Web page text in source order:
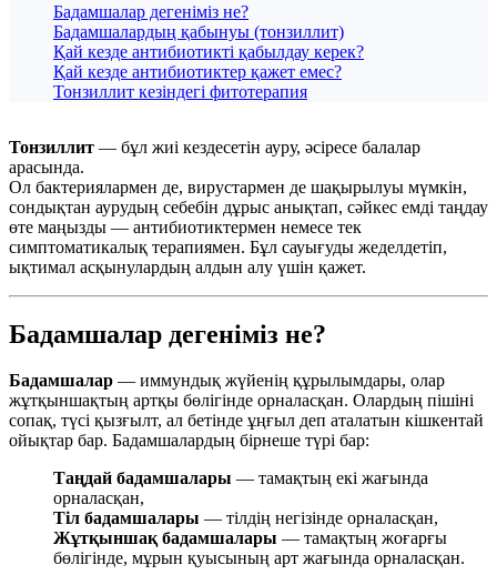
Бадамшалар дегеніміз не?
Бадамшалардың қабынуы (тонзиллит)
Қай кезде антибиотикті қабылдау керек?
Қай кезде антибиотиктер қажет емес?
Тонзиллит кезіндегі фитотерапия
Тонзиллит — бұл жиі кездесетін ауру, әсіресе балалар
арасында.
Ол бактериялармен де, вирустармен де шақырылуы мүмкін,
сондықтан аурудың себебін дұрыс анықтап, сәйкес емді таңдау
өте маңызды — антибиотиктермен немесе тек
симптоматикалық терапиямен. Бұл сауығуды жеделдетіп,
ықтимал асқынулардың алдын алу үшін қажет.
Бадамшалар дегеніміз не?
Бадамшалар — иммундық жүйенің құрылымдары, олар
жұтқыншақтың артқы бөлігінде орналасқан. Олардың пішіні
сопақ, түсі қызғылт, ал бетінде ұңғыл деп аталатын кішкентай
ойықтар бар. Бадамшалардың бірнеше түрі бар:
Таңдай бадамшалары — тамақтың екі жағында
орналасқан,
Тіл бадамшалары — тілдің негізінде орналасқан,
Жұтқыншақ бадамшалары — тамақтың жоғарғы
бөлігінде, мұрын қуысының арт жағында орналасқан.